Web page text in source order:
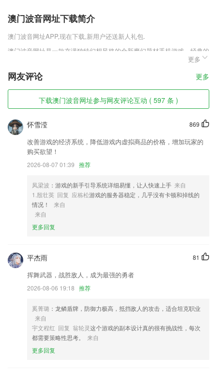
澳门波音网址下载简介
澳门波音网址APP,现在下载,新用户还送新人礼包.
澳门波音网址是一款充满独特幻想风格的全新魔幻题材手机游戏，经典的
四职业带来全新的战斗模式。所有发热种族都将会有着特殊的历史，同时
也有着独有的特色。自由的冒险将会提供各种不同的趣味，利用战斗来体
验更加新奇的对决。你将在这里体验前所未有的对战。
澳门波音网址软件特色
1,重难点会进行终点讲解，以大家最能接受的方式来讲解，绝对让大家顺
利获得学习反复
2,老师登陆可以查看及发送学生在校、离校信息。
3,明码标价，价格优惠，手机预订，五天包退换，你可以根据自己的需求
挑选喜欢的车辆。
5,通过掌上云医院，诊后或院后的2265患者可以与自己的医生建立联系，
便于长期咨询、诊后随访、诊中关怀、用药调整，实现线上线下无障碍的
沟通体验。
6,该平台还创新性地建立了一套完整的农业专家服务量化评估体系,使服
务质量得到了有效的监管
1.通过学校后台配置，老师轻松获取自己的任教班级信息，
2.寓教于乐的形式是能够让每一位孩子都能慢慢的接受，学习起来非常的
轻松惬意，加深印象
3.拥有非常高效的单词记背模式，帮助用户快速的记背更多的单词
4.点击扣费服务后，退订作业帮会员服务即可。
5.优质北美外教互动强，带着孩子玩着学，趣味教学课件，牢牢抓住孩子
的注意力，丰富的课中小游戏，充分激发孩子上课参与感
更多
网友评论 更多
下载澳门波音网址参与网友评论互动 ( 597 条 )
869
怀雪滢
改善游戏的经济系统，降低游戏内虚拟商品的价格，增加玩家的
购买欲望！
2026-08-07 01:39 推荐
凤梁波 ：游戏的新手引导系统详细易懂，让人快速上手 来自
1.殷壮英 回复 应栋松游戏的服务器稳定，几乎没有卡顿和掉线的
情况！
来自
来自
更多回复
81
平杰雨
挥舞武器，战胜敌人，成为最强的勇者
2026-08-06 19:18 推荐
奚菁璐 ：龙鳞盾牌，防御力极高，抵挡敌人的攻击，适合坦克职业
来自
宇文程红 回复 翁轮灵这个游戏的副本设计真的很有挑战性，每次
都需要策略性思考。
来自
更多回复